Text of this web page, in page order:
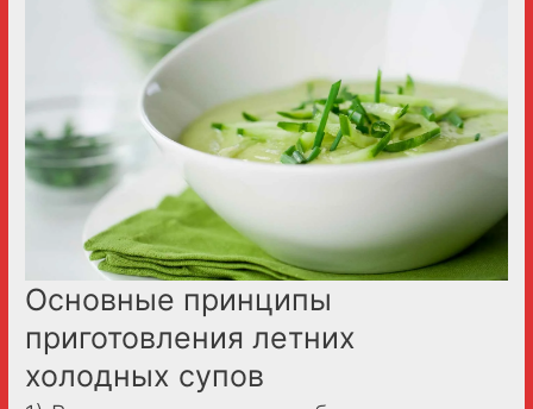
Основные принципы
приготовления летних
холодных супов